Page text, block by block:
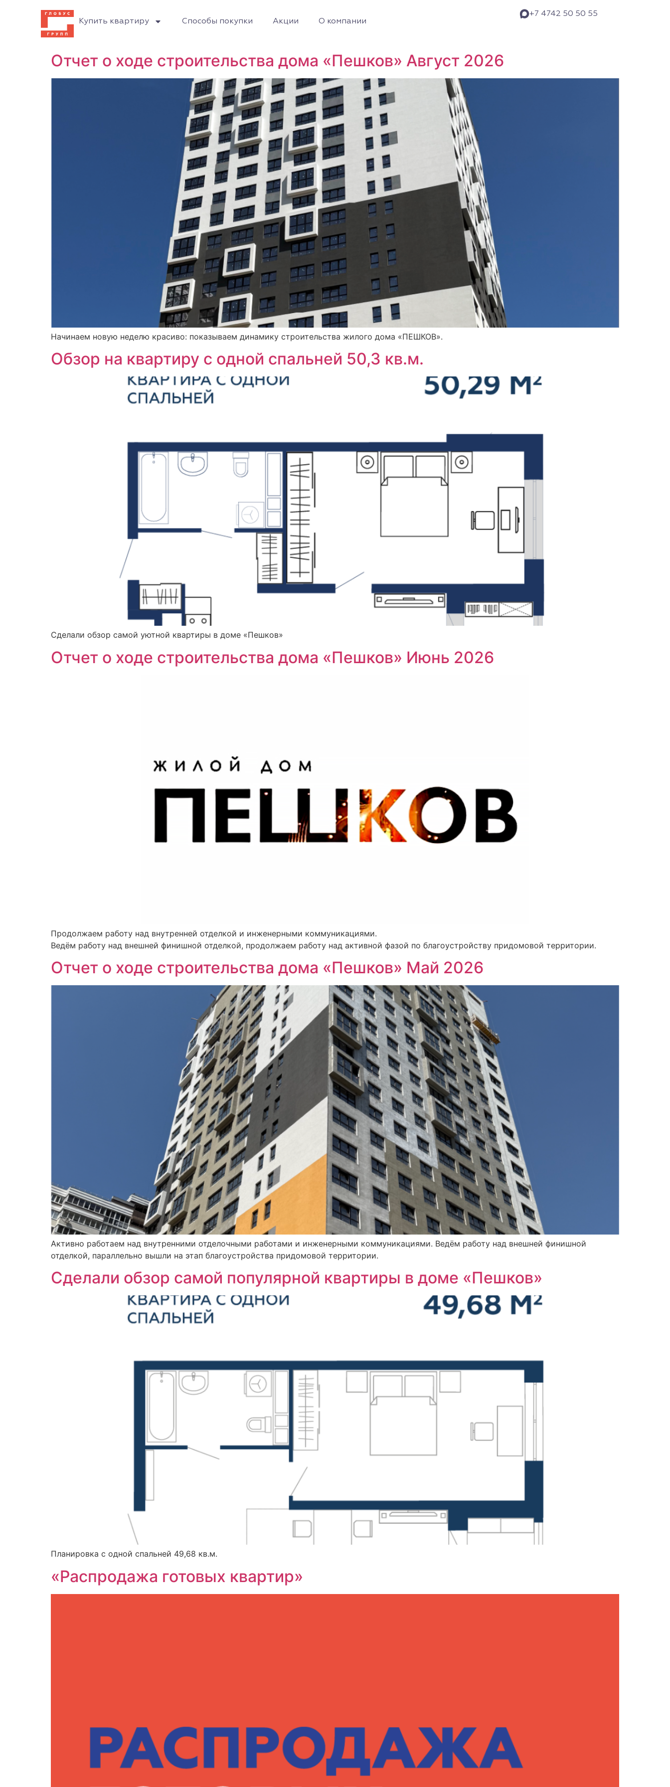
Купить квартиру Способы покупки Акции О компании
+7 4742 50 50 55
Отчет о ходе строительства дома «Пешков» Август 2026
Начинаем новую неделю красиво: показываем динамику строительства жилого дома «ПЕШКОВ».
Обзор на квартиру с одной спальней 50,3 кв.м.
Сделали обзор самой уютной квартиры в доме «Пешков»
Отчет о ходе строительства дома «Пешков» Июнь 2026
Продолжаем работу над внутренней отделкой и инженерными коммуникациями.
Ведём работу над внешней финишной отделкой, продолжаем работу над активной фазой по благоустройству придомовой территории.
Отчет о ходе строительства дома «Пешков» Май 2026
Активно работаем над внутренними отделочными работами и инженерными коммуникациями. Ведём работу над внешней финишной
отделкой, параллельно вышли на этап благоустройства придомовой территории.
Сделали обзор самой популярной квартиры в доме «Пешков»
Планировка с одной спальней 49,68 кв.м.
«Распродажа готовых квартир»